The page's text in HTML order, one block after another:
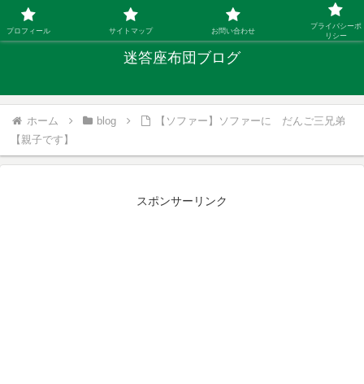
「ひとり親」40代シングルファザーの子育て迷答
迷答座布団ブログ
ホーム blog
【ソファー】ソファーに だんご三兄弟
【親子です】
スポンサーリンク
プロフィール サイトマップ お問い合わせ
プライバシーポ
リシー